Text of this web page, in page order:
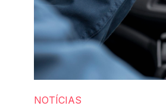
NOTÍCIAS